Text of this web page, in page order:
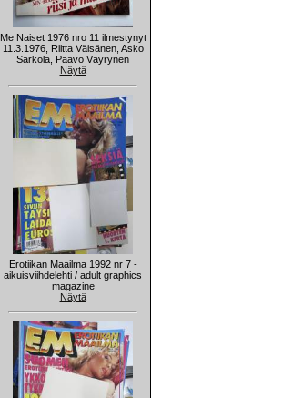
Me Naiset 1976 nro 11 ilmestynyt
11.3.1976, Riitta Väisänen, Asko
Sarkola, Paavo Väyrynen
Näytä
Erotiikan Maailma 1992 nr 7 -
aikuisviihdelehti / adult graphics
magazine
Näytä